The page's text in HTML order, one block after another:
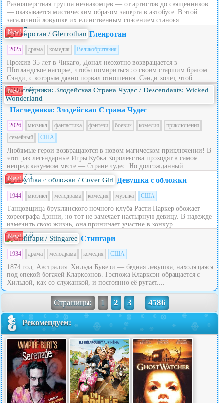
Разношерстная группа незнакомцев — от артистов до священников
— оказывается мистическим образом заперта в автобусе. В этой
загадочной ловушке их единственным спасением становя...
New! 7 Гленротан
2025 драма комедия Великобритания
Прожив 35 лет в Чикаго, Донал неохотно возвращается в
Шотландское нагорье, чтобы помириться со своим старшим братом
Сэнди, с которым давно порвал отношения. Сэнди хочет, чтоб...
New! 5.6
Наследники: Злодейская Страна Чудес
2026 мюзикл фантастика фэнтези боевик комедия
приключения
семейный
США
Любимые герои возвращаются в новом магическом приключении! В
этот раз легендарные Игры Кубка Королевства проходят в самом
непредсказуемом месте — Стране чудес. Но долгожданный...
New! 7.1 Девушка с обложки
1944 мюзикл мелодрама комедия музыка США
Танцовщица бруклинского ночного клуба Расти Паркер обожает
хореографа Дэнни, но тот не замечает настырную девицу. В надежде
изменить свою жизнь, она принимает участие в конкур...
New! 5.8 Стингари
1934 драма мелодрама комедия США
1874 год, Австралия. Хильда Бувери — бедная девушка, находящаяся
под опекой богачей Кларксонов. Госпожа Кларксон обращается с
Хильдой, как со служанкой, и постоянно её ругает....
Страницы: 1 2 3 ... 4586
Рекомендуем: